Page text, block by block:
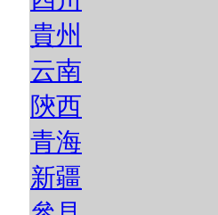
貴州
云南
陝西
青海
新疆